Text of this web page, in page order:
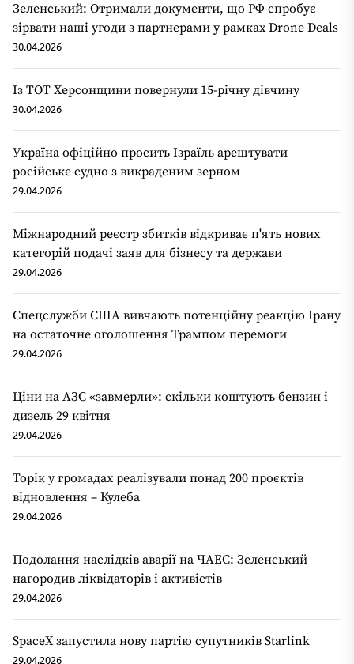
Зеленський: Отримали документи, що РФ спробує
зірвати наші угоди з партнерами у рамках Drone Deals
30.04.2026
Із ТОТ Херсонщини повернули 15-річну дівчину
30.04.2026
Україна офіційно просить Ізраїль арештувати
російське судно з викраденим зерном
29.04.2026
Міжнародний реєстр збитків відкриває п'ять нових
категорій подачі заяв для бізнесу та держави
29.04.2026
Спецслужби США вивчають потенційну реакцію Ірану
на остаточне оголошення Трампом перемоги
29.04.2026
Ціни на АЗС «завмерли»: скільки коштують бензин і
дизель 29 квітня
29.04.2026
Торік у громадах реалізували понад 200 проєктів
відновлення – Кулеба
29.04.2026
Подолання наслідків аварії на ЧАЕС: Зеленський
нагородив ліквідаторів і активістів
29.04.2026
SpaceX запустила нову партію супутників Starlink
29.04.2026